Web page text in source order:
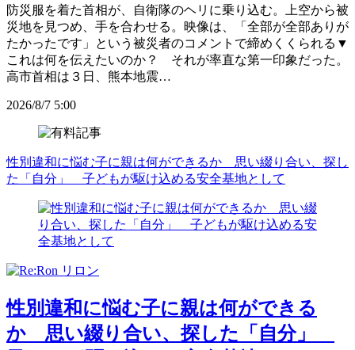
防災服を着た首相が、自衛隊のヘリに乗り込む。上空から被
災地を見つめ、手を合わせる。映像は、「全部が全部ありが
たかったです」という被災者のコメントで締めくくられる▼
これは何を伝えたいのか？ それが率直な第一印象だった。
高市首相は３日、熊本地震…
2026/8/7 5:00
性別違和に悩む子に親は何ができるか 思い綴り合い、探し
た「自分」 子どもが駆け込める安全基地として
性別違和に悩む子に親は何ができる
か 思い綴り合い、探した「自分」